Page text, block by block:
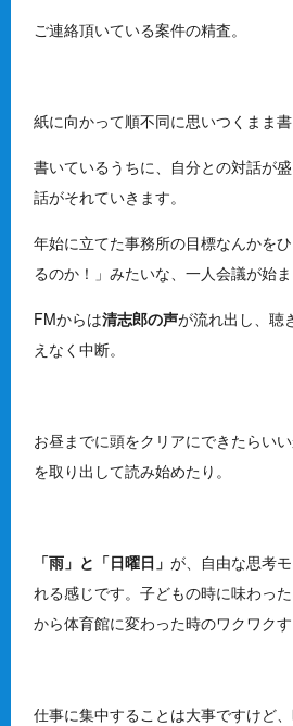
ご連絡頂いている案件の精査。
紙に向かって順不同に思いつくまま書
書いているうちに、自分との対話が
話がそれていきます。
年始に立てた事務所の目標なんかを
るのか！」みたいな、一人会議が始ま
FMからは清志郎の声が流れ出し、聴
えなく中断。
お昼までに頭をクリアにできたらい
を取り出して読み始めたり。
「雨」と「日曜日」が、自由な思考
れる感じです。子どもの時に味わっ
から体育館に変わった時のワクワクす
仕事に集中することは大事ですけど